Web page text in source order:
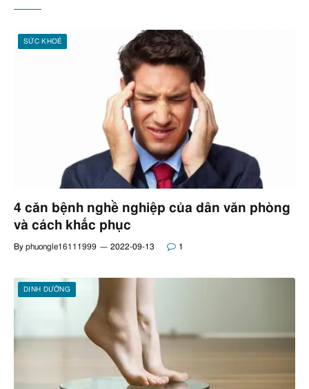
SỨC KHOẺ
4 căn bệnh nghề nghiệp của dân văn phòng
và cách khắc phục
By phuongle16111999 2022-09-13 1
DINH DƯỠNG